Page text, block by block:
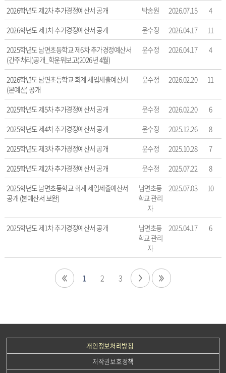
예
산
서
의
게
시
물
번
호,
제
목,
작
성
자,
등
록
일,
조
수
정
확
다.
2026학년도 제2차 추가경정예산서 공개
박송원 2026.07.15
4
2026학년도 제1차 추가경정예산서 공개
윤수정 2026.04.17
11
2025학년도 남면초등학교 제6차 추가경정예산서
(간주처리)공개_학운위보고(2026년 4월)
윤수정 2026.04.17 4
2026학년도 남면초등학교 회계 세입세출예산서
(본예산) 공개
윤수정 2026.02.20 11
2025학년도 제5차 추가경정예산서 공개 윤수정 2026.02.20
6
2025학년도 제4차 추가경정예산서 공개
윤수정 2025.12.26
8
2025학년도 제3차 추가경정예산서 공개
윤수정 2025.10.28
7
2025학년도 제2차 추가경정예산서 공개
윤수정 2025.07.22
8
2025학년도 남면초등학교 회계 세입세출예산서
공개 (본예산서 보완)
남면초등
학교 관리
자
2025.07.03 10
2025학년도 제1차 추가경정예산서 공개
남면초등
학교 관리
자
2025.04.17 6
1 2 3
개인정보처리방침
저작권보호정책